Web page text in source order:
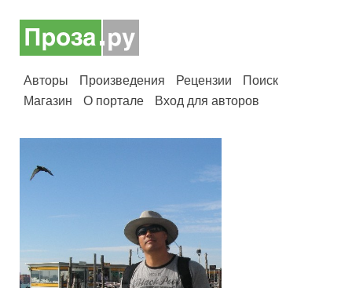
Авторы Произведения Рецензии
Поиск
Магазин
О портале Вход для авторов